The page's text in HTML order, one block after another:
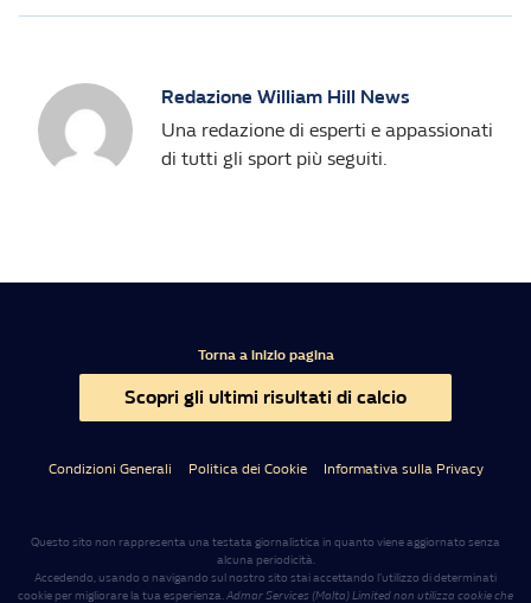
Redazione William Hill News
Una redazione di esperti e appassionati
di tutti gli sport più seguiti.
Torna a inizio pagina
Scopri gli ultimi risultati di calcio
Condizioni Generali Politica dei Cookie Informativa sulla Privacy
Questo sito non rappresenta una testata giornalistica in quanto viene aggiornato senza
alcuna periodicità.
Accedendo, usando o navigando sul nostro sito stai accettando l’utilizzo di determinati
cookie per migliorare la tua esperienza.Admar Services (Malta) Limited non utilizza cookie che